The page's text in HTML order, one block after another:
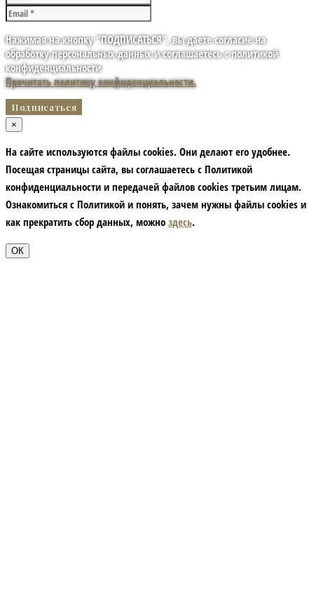
Нажимая на кнопку "ПОДПИСАТЬСЯ", вы даете согласие на
обработку персональных данных и соглашаетесь с политикой
конфиденциальности
Прочитать политику конфиденциальности.
×
На сайте используются файлы cookies. Они делают его удобнее.
Посещая страницы сайта, вы соглашаетесь с Политикой
конфиденциальности и передачей файлов cookies третьим лицам.
Ознакомиться с Политикой и понять, зачем нужны файлы сookies и
как прекратить сбор данных, можно здесь.
ОК